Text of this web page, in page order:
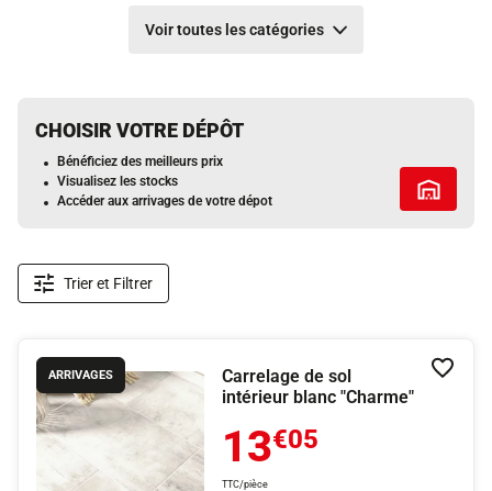
Voir toutes les catégories
CHOISIR VOTRE DÉPÔT
Bénéficiez des meilleurs prix
Visualisez les stocks
Accéder aux arrivages de votre dépot
Tous les
Trier et Filtrer
ARRIVAGES
Carrelage de sol
intérieur blanc "Charme"
13€05
TTC/pièce